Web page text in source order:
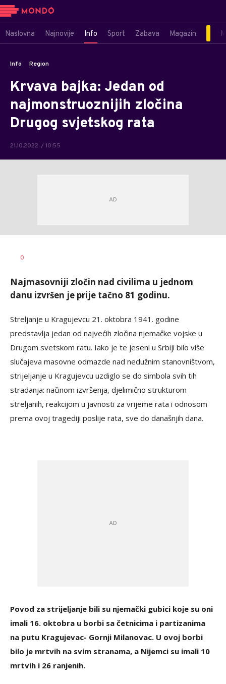
Naslovna Najnovije Info Sport Zabava Magazin
Info Region
Krvava bajka: Jedan od
najmonstruoznijih zločina
Drugog svjetskog rata
21.10.2022. / 10:55
AUTOR
0
Najmasovniji zločin nad civilima u jednom
danu izvršen je prije tačno 81 godinu.
Streljanje u Kragujevcu 21. oktobra 1941. godine
predstavlja jedan od najvećih zločina njemačke vojske u
Drugom svetskom ratu. Iako je te jeseni u Srbiji bilo više
slučajeva masovne odmazde nad nedužnim stanovništvom,
strijeljanje u Kragujevcu uzdiglo se do simbola svih tih
stradanja: načinom izvršenja, djelimično strukturom
streljanih, reakcijom u javnosti za vrijeme rata i odnosom
prema ovoj tragediji poslije rata, sve do današnjih dana.
Povod za strijeljanje bili su njemački gubici koje su oni
imali 16. oktobra u borbi sa četnicima i partizanima
na putu Kragujevac- Gornji Milanovac. U ovoj borbi
bilo je mrtvih na svim stranama, a Nijemci su imali 10
mrtvih i 26 ranjenih.